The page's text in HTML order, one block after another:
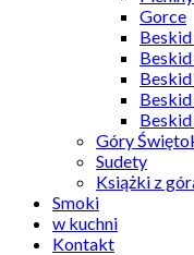
Gorce
Góry
Sudety
Książki z
Smoki
w kuchni
Kontakt